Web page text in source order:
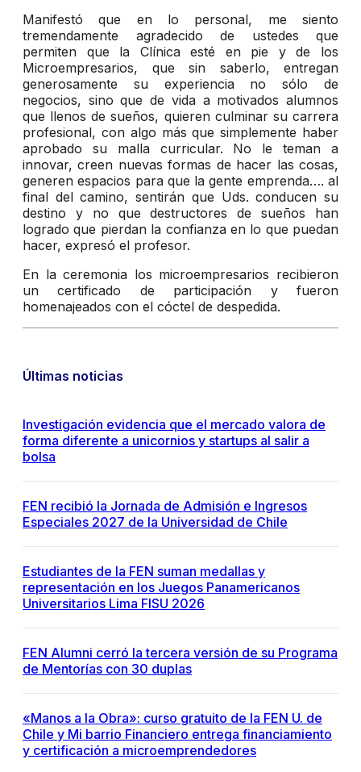
Manifestó que en lo personal, me siento
tremendamente agradecido de ustedes que
permiten que la Clínica esté en pie y de los
Microempresarios, que sin saberlo, entregan
generosamente su experiencia no sólo de
negocios, sino que de vida a motivados alumnos
que llenos de sueños, quieren culminar su carrera
profesional, con algo más que simplemente haber
aprobado su malla curricular. No le teman a
innovar, creen nuevas formas de hacer las cosas,
generen espacios para que la gente emprenda…. al
final del camino, sentirán que Uds. conducen su
destino y no que destructores de sueños han
logrado que pierdan la confianza en lo que puedan
hacer, expresó el profesor.
En la ceremonia los microempresarios recibieron
un certificado de participación y fueron
homenajeados con el cóctel de despedida.
Últimas noticias
Investigación evidencia que el mercado valora de
forma diferente a unicornios y startups al salir a
bolsa
FEN recibió la Jornada de Admisión e Ingresos
Especiales 2027 de la Universidad de Chile
Estudiantes de la FEN suman medallas y
representación en los Juegos Panamericanos
Universitarios Lima FISU 2026
FEN Alumni cerró la tercera versión de su Programa
de Mentorías con 30 duplas
«Manos a la Obra»: curso gratuito de la FEN U. de
Chile y Mi barrio Financiero entrega financiamiento
y certificación a microemprendedores